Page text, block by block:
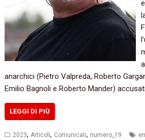
anarchici (Pietro Valpreda, Roberto
Emilio Bagnoli e Roberto Mander)
LEGGI DI PIÙ
2023,Articoli, Comunicati, numero_19